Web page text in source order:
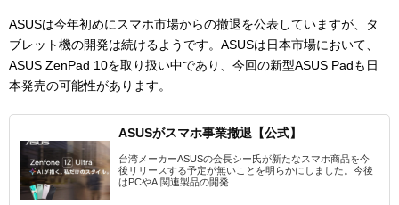
ASUSは今年初めにスマホ市場からの撤退を公表していますが、タ
ブレット機の開発は続けるようです。ASUSは日本市場において、
ASUS ZenPad 10を取り扱い中であり、今回の新型ASUS Padも日
本発売の可能性があります。
ASUSがスマホ事業撤退【公式】
台湾メーカーASUSの会長シー氏が新たなスマホ商品を今
後リリースする予定が無いことを明らかにしました。今後
はPCやAI関連製品の開発...